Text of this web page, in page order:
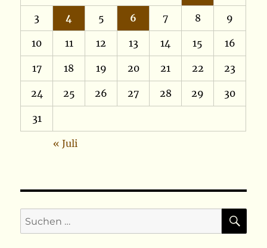
3 4 5 6 7 8 9
10 11 12 13 14 15 16
17 18 19 20 21 22 23
24 25 26 27 28 29 30
31
« Juli
Suchen
nach: